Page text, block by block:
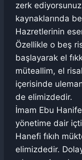
zerk
kaynaklarında
Hazretlerinin
Özellikle o beş
başlayarak el
müteallim, el
içerisinde
de elimizdedir.
İmam Ebu
yönetime dair
Hanefi fıkıh
elimizdedir.